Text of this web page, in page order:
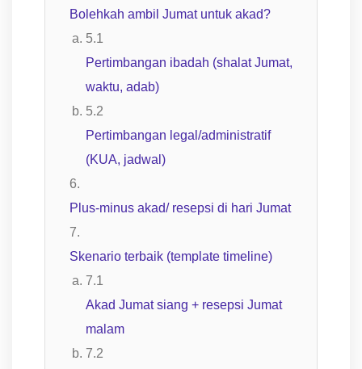
Bolehkah ambil Jumat untuk akad?
Pertimbangan ibadah (shalat Jumat,
waktu, adab)
Pertimbangan legal/administratif
(KUA, jadwal)
Plus-minus akad/ resepsi di hari Jumat
Skenario terbaik (template timeline)
Akad Jumat siang + resepsi Jumat
malam